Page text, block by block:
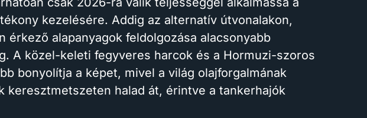
kezelésére. Addig az alternatív útvonalakon,
érkező alapanyagok feldolgozása alacsonyabb
A közel-keleti fegyveres harcok és a Hormuzi-szoros
bonyolítja a képet, mivel a világ olajforgalmának
keresztmetszeten halad át, érintve a tankerhajók